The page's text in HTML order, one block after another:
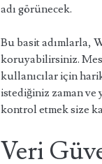
adı görünecek.
Bu basit adımlarla,
koruyabilirsiniz.
kullanıcılar için
istediğiniz zaman ve
kontrol etmek size
Veri